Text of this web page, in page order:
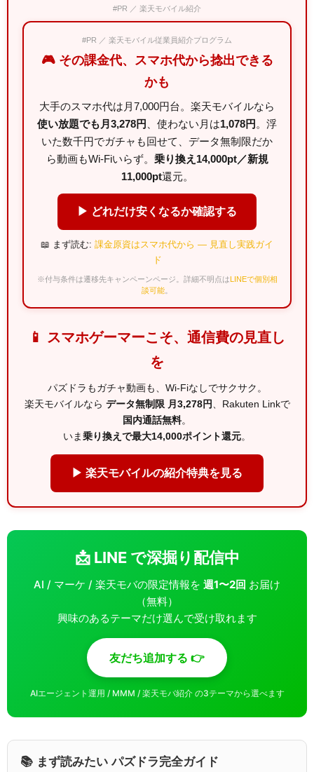
#PR ／ 楽天モバイル紹介
#PR ／ 楽天モバイル従業員紹介プログラム
🎮 その課金代、スマホ代から捻出できる
かも
大手のスマホ代は月7,000円台。楽天モバイルなら
使い放題でも月3,278円
、使わない月は1,078円 。浮
いた数千円でガチャも回せて、データ無制限だか
ら動画もWi-Fiいらず。 乗り換え14,000pt／新規
11,000pt還元。
▶ どれだけ安くなるか確認する
📖 まず読む: 課金原資はスマホ代から — 見直し実践ガイ
ド
※付与条件は遷移先キャンペーンページ。詳細不明点はLINEで個別相
談可能
📱 スマホゲーマーこそ、通信費の見直し
を
パズドラもガチャ動画も、Wi-Fiなしでサクサク。
楽天モバイルなら データ無制限 月3,278円 、Rakuten Linkで
国内通話無料。
いま乗り換えで最大14,000ポイント還元。
▶ 楽天モバイルの紹介特典を見る
📩 LINE で深掘り配信中
AI / マーケ / 楽天モバの限定情報を 週1〜2回 お届け
（無料）
興味のあるテーマだけ選んで受け取れます
友だち追加する 👉
AIエージェント運用 / MMM / 楽天モバ紹介 の3テーマから選べます
📚 まず読みたい パズドラ完全ガイド